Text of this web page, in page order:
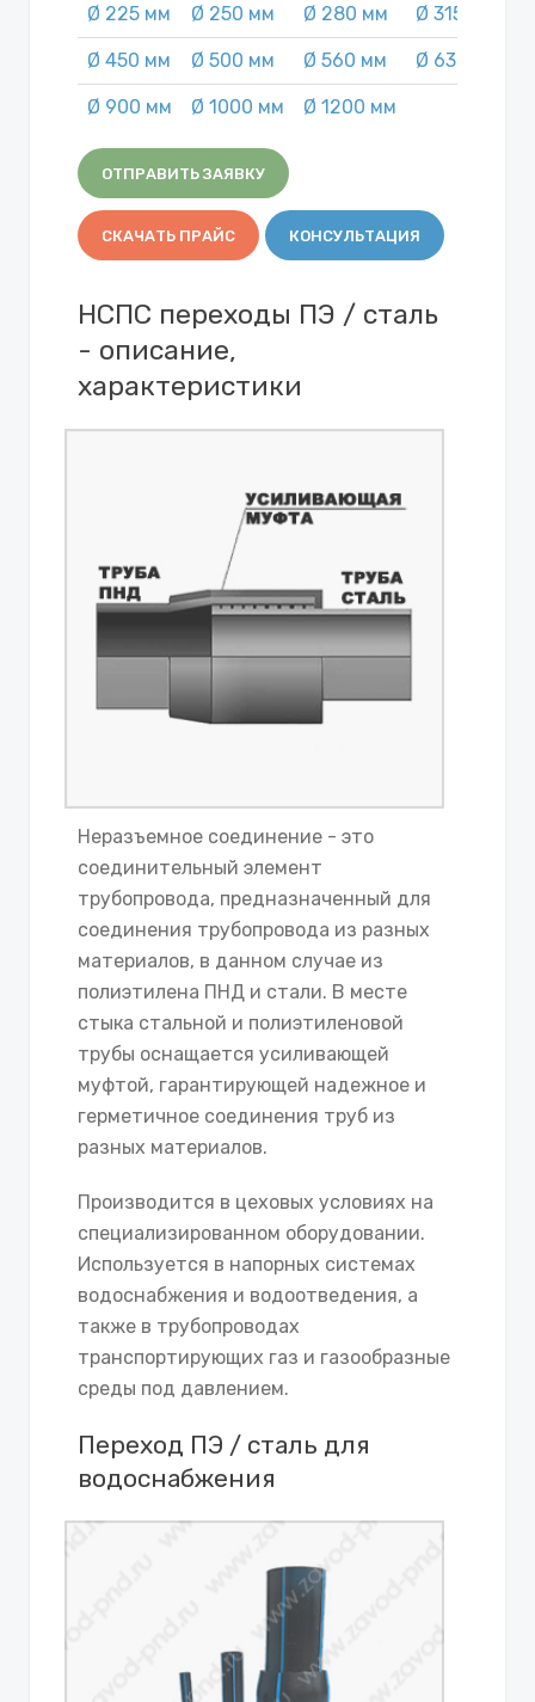
Ø 225 мм Ø 250 мм Ø 280 мм Ø 315 мм
Ø 450 мм Ø 500 мм Ø 560 мм Ø 630 мм
Ø 900 мм Ø 1000 мм Ø 1200 мм
ОТПРАВИТЬ ЗАЯВКУ
СКАЧАТЬ ПРАЙС КОНСУЛЬТАЦИЯ
НСПС переходы ПЭ / сталь
- описание,
характеристики
Неразъемное соединение - это
соединительный элемент
трубопровода, предназначенный для
соединения трубопровода из разных
материалов, в данном случае из
полиэтилена ПНД и стали. В месте
стыка стальной и полиэтиленовой
трубы оснащается усиливающей
муфтой, гарантирующей надежное и
герметичное соединения труб из
разных материалов.
Производится в цеховых условиях на
специализированном оборудовании.
Используется в напорных системах
водоснабжения и водоотведения, а
также в трубопроводах
транспортирующих газ и газообразные
среды под давлением.
Переход ПЭ / сталь для
водоснабжения